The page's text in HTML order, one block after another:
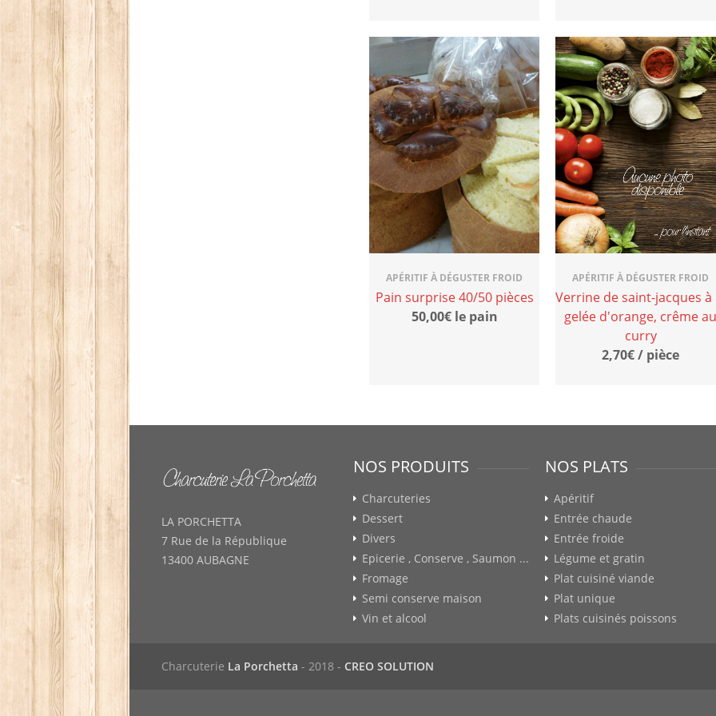
APÉRITIF À DÉGUSTER FROID
Pain surprise 40/50 pièces
50,00€ le pain
APÉRITIF À DÉGUSTER FROID
Verrine de saint-jacques à
gelée d'orange, crême au
curry
2,70€ / pièce
LA PORCHETTA
7 Rue de la République
13400 AUBAGNE
NOS PRODUITS
Charcuteries
Dessert
Divers
Epicerie , Conserve , Saumon ...
Fromage
Semi conserve maison
Vin et alcool
NOS PLATS
Apéritif
Entrée chaude
Entrée froide
Légume et gratin
Plat cuisiné viande
Plat unique
Plats cuisinés poissons
Charcuterie La Porchetta - 2018 - CREO SOLUTION